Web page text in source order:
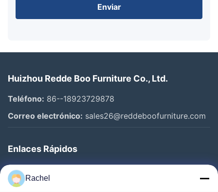
Enviar
Huizhou Redde Boo Furniture Co., Ltd.
Teléfono: 86--18923729878
Correo electrónico: sales26@reddeboofurniture.com
Enlaces Rápidos
Inicio
Productos
Rachel